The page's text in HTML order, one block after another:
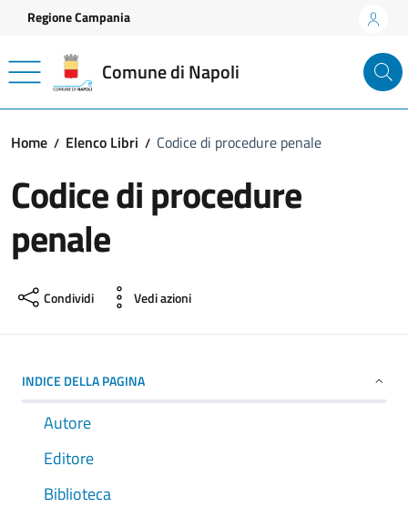
Vai ai contenuti
Vai al footer
Regione Campania
Comune di Napoli
Home Elenco Libri Codice di procedure penale
Codice di procedure
penale
Condividi Vedi azioni
INDICE DELLA PAGINA
Autore
Editore
Biblioteca